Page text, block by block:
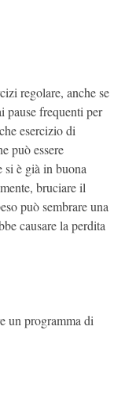
pause frequenti per
esercizio di
può essere
si è già in buona
bruciare il
può sembrare una
causare la perdita
un programma di